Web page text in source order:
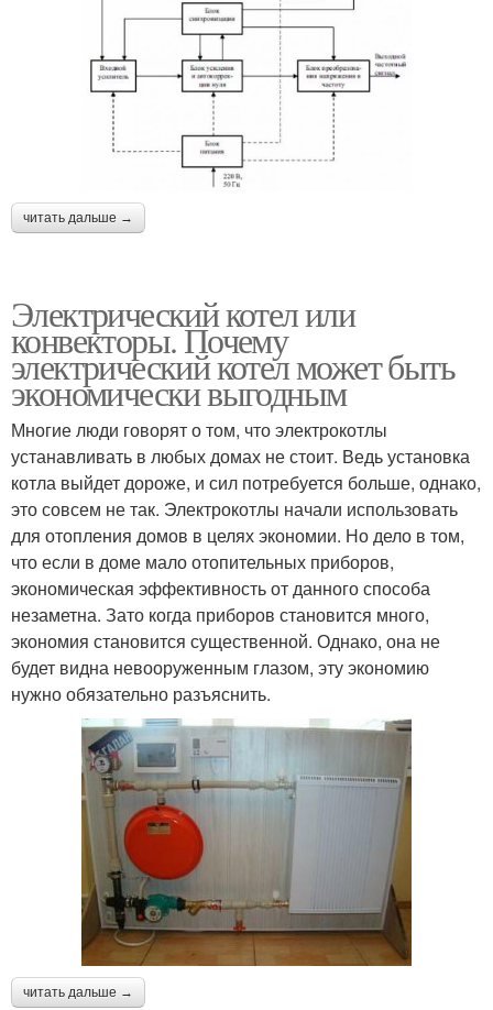
читать дальше →
Электрический котел или
конвекторы. Почему
электрический котел может быть
экономически выгодным
Многие люди говорят о том, что электрокотлы
устанавливать в любых домах не стоит. Ведь установка
котла выйдет дороже, и сил потребуется больше, однако,
это совсем не так. Электрокотлы начали использовать
для отопления домов в целях экономии. Но дело в том,
что если в доме мало отопительных приборов,
экономическая эффективность от данного способа
незаметна. Зато когда приборов становится много,
экономия становится существенной. Однако, она не
будет видна невооруженным глазом, эту экономию
нужно обязательно разъяснить.
читать дальше →